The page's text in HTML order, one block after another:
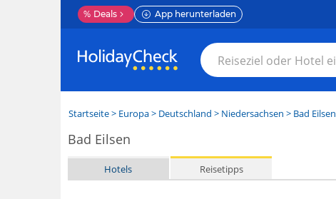
% Deals App herunterladen
Startseite> Europa> Deutschland > Niedersachsen > Bad Eilsen
Bad Eilsen
Hotels Reisetipps